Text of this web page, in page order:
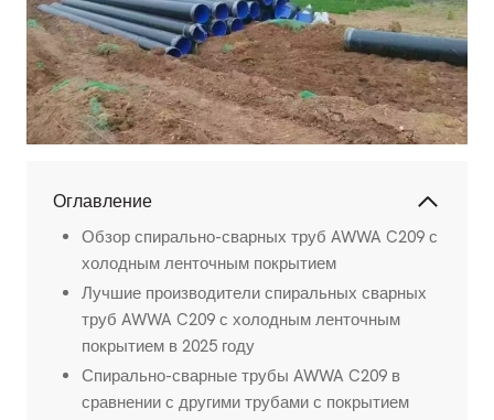
Оглавление
Обзор спирально-сварных труб AWWA C209 с
холодным ленточным покрытием
Лучшие производители спиральных сварных
труб AWWA C209 с холодным ленточным
покрытием в 2025 году
Спирально-сварные трубы AWWA C209 в
сравнении с другими трубами с покрытием